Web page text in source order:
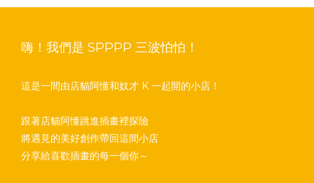
嗨！我們是 SPPPP 三波怕怕！
這是一間由店貓阿懂和奴才 K 一起開的小店！
跟著店貓阿懂跳進插畫裡探險
將遇見的美好創作帶回這間小店
分享給喜歡插畫的每一個你～